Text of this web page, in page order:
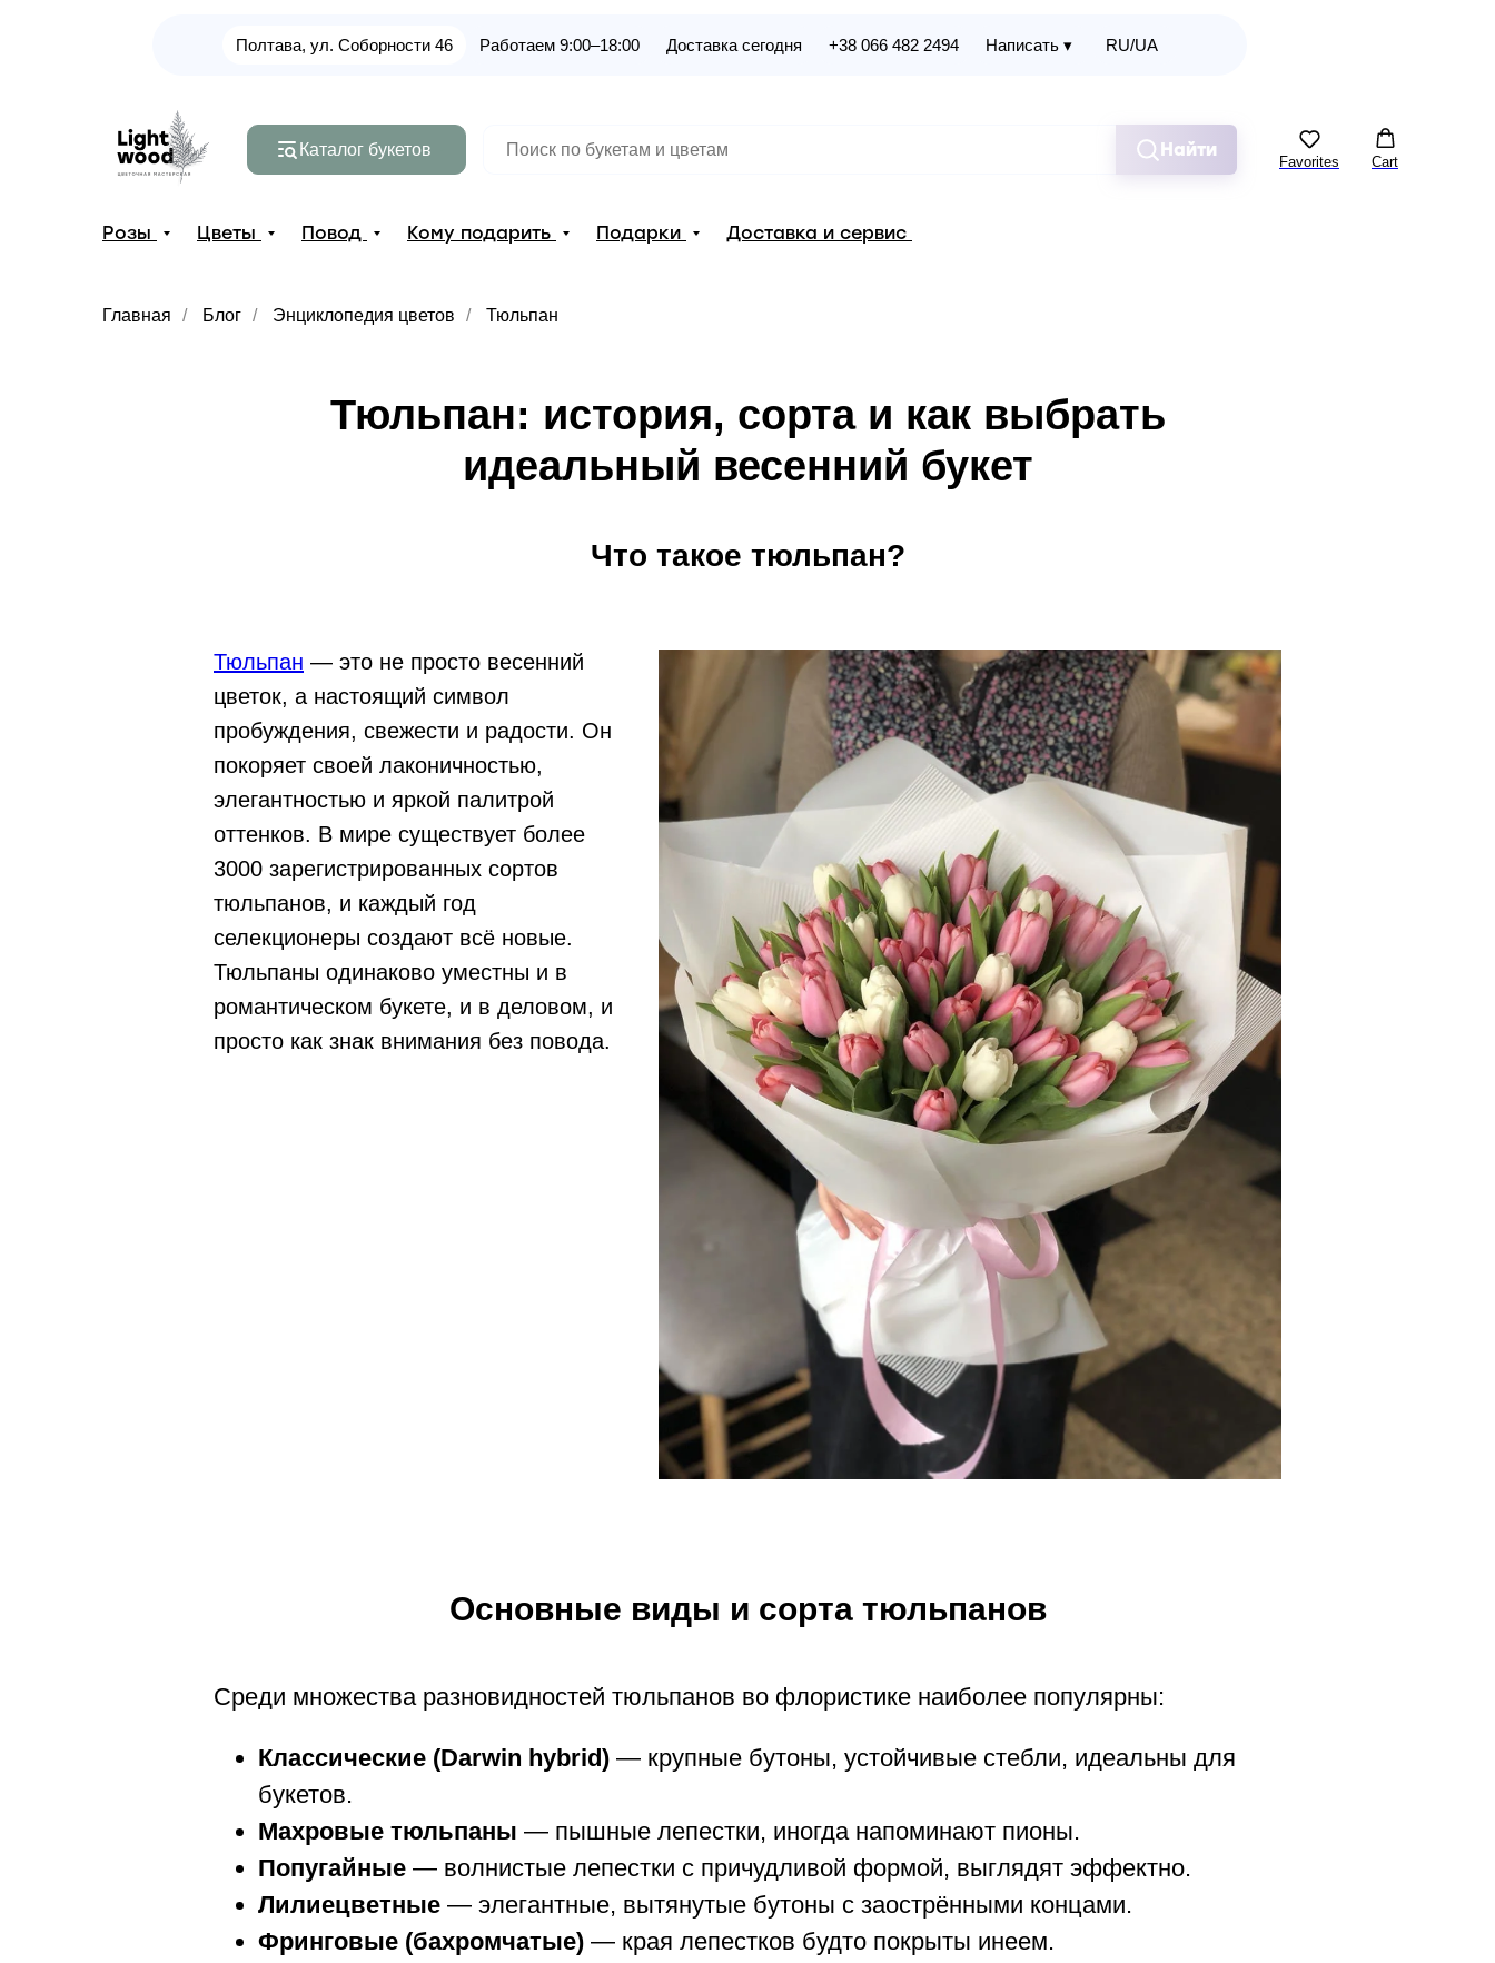
Полтава, ул. Соборности 46 Работаем 9:00–18:00 Доставка сегодня +38 066 482 2494 Написать ▾ RU/UA
Каталог букетов Найти
Favorites Cart
Розы Цветы Повод Кому подарить Подарки Доставка и сервис
Главная / Блог / Энциклопедия цветов / Тюльпан
Тюльпан: история, сорта и как выбрать
идеальный весенний букет
Что такое тюльпан?
Тюльпан — это не просто весенний
цветок, а настоящий символ
пробуждения, свежести и радости. Он
покоряет своей лаконичностью,
элегантностью и яркой палитрой
оттенков. В мире существует более
3000 зарегистрированных сортов
тюльпанов, и каждый год
селекционеры создают всё новые.
Тюльпаны одинаково уместны и в
романтическом букете, и в деловом, и
просто как знак внимания без повода.
Основные виды и сорта тюльпанов
Среди множества разновидностей тюльпанов во флористике наиболее популярны:
Классические (Darwin hybrid) — крупные бутоны, устойчивые стебли, идеальны для
букетов.
Махровые тюльпаны — пышные лепестки, иногда напоминают пионы.
Попугайные — волнистые лепестки с причудливой формой, выглядят эффектно.
Лилиецветные — элегантные, вытянутые бутоны с заострёнными концами.
Фринговые (бахромчатые) — края лепестков будто покрыты инеем.